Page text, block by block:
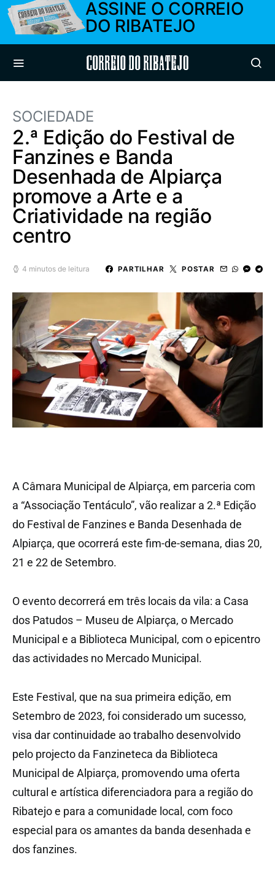
ASSINE O CORREIO
DO RIBATEJO
Correio do Ribatejo
SOCIEDADE
2.ª Edição do Festival de
Fanzines e Banda
Desenhada de Alpiarça
promove a Arte e a
Criatividade na região
centro
4 minutos de leitura PARTILHAR POSTAR
A Câmara Municipal de Alpiarça, em parceria com
a “Associação Tentáculo”, vão realizar a 2.ª Edição
do Festival de Fanzines e Banda Desenhada de
Alpiarça, que ocorrerá este fim-de-semana, dias 20,
21 e 22 de Setembro.
O evento decorrerá em três locais da vila: a Casa
dos Patudos – Museu de Alpiarça, o Mercado
Municipal e a Biblioteca Municipal, com o epicentro
das actividades no Mercado Municipal.
Este Festival, que na sua primeira edição, em
Setembro de 2023, foi considerado um sucesso,
visa dar continuidade ao trabalho desenvolvido
pelo projecto da Fanzineteca da Biblioteca
Municipal de Alpiarça, promovendo uma oferta
cultural e artística diferenciadora para a região do
Ribatejo e para a comunidade local, com foco
especial para os amantes da banda desenhada e
dos fanzines.